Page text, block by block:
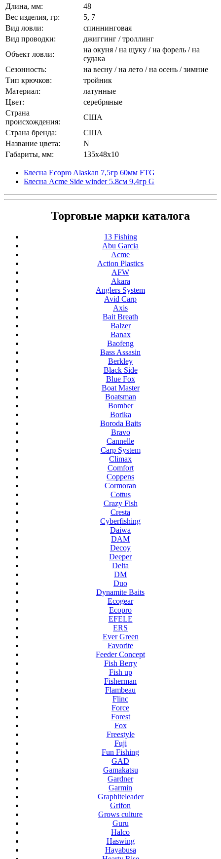
Длина, мм:
48
Вес изделия, гр:
5, 7
Вид ловли:
спиннинговая
Вид проводки:
джиггинг / троллинг
Объект ловли:
на окуня / на щуку / на форель / на
судака
Сезонность:
на весну / на лето / на осень / зимние
Тип крючков:
тройник
Материал:
латунные
Цвет:
серебряные
Страна
происхождения:
США
Страна бренда:
США
Название цвета:
N
Габариты, мм:
135x48x10
Блесна Ecopro Alaskan 7,5гр 60мм FTG
Блесна Acme Side winder 5,8см 9,4гр G
Торговые марки каталога
13 Fishing
Abu Garcia
Acme
Action Plastics
AFW
Akara
Anglers System
Avid Carp
Axis
Bait Breath
Balzer
Banax
Baofeng
Bass Assasin
Berkley
Black Side
Blue Fox
Boat Master
Boatsman
Bomber
Borika
Boroda Baits
Bravo
Cannelle
Carp System
Climax
Comfort
Coppens
Cormoran
Cottus
Crazy Fish
Cresta
Cyberfishing
Daiwa
DAM
Decoy
Deeper
Delta
DM
Duo
Dynamite Baits
Ecogear
Ecopro
EFELE
ERS
Ever Green
Favorite
Feeder Concept
Fish Berry
Fish up
Fisherman
Flambeau
Flinc
Force
Forest
Fox
Freestyle
Fuji
Fun Fishing
GAD
Gamakatsu
Gardner
Garmin
Graphiteleader
Grifon
Grows culture
Guru
Halco
Haswing
Hayabusa